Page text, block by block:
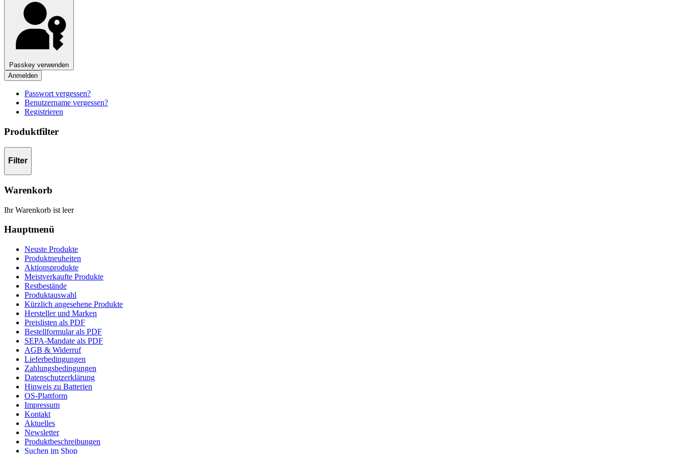
Passkey verwenden
Anmelden
Passwort vergessen?
Benutzername vergessen?
Registrieren
Produktfilter
Filter
Warenkorb
Ihr Warenkorb ist leer
Hauptmenü
Neuste Produkte
Produktneuheiten
Aktionsprodukte
Meistverkaufte Produkte
Restbestände
Produktauswahl
Kürzlich angesehene Produkte
Hersteller und Marken
Preislisten als PDF
Bestellformular als PDF
SEPA-Mandate als PDF
AGB & Widerruf
Lieferbedingungen
Zahlungsbedingungen
Datenschutzerklärung
Hinweis zu Batterien
OS-Plattform
Impressum
Kontakt
Aktuelles
Newsletter
Produktbeschreibungen
Suchen im Shop